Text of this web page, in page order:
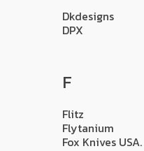
Dkdesigns
DPX
F
Flitz
Flytanium
Fox Knives USA.